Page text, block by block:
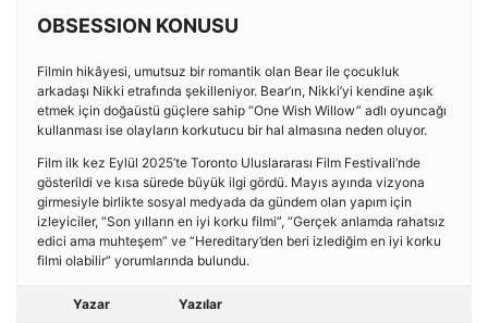
OBSESSION KONUSU
Filmin hikâyesi, umutsuz bir romantik olan Bear ile çocukluk
arkadaşı Nikki etrafında şekilleniyor. Bear’ın, Nikki’yi kendine aşık
etmek için doğaüstü güçlere sahip “One Wish Willow” adlı oyuncağı
kullanması ise olayların korkutucu bir hal almasına neden oluyor.
Film ilk kez Eylül 2025’te Toronto Uluslararası Film Festivali’nde
gösterildi ve kısa sürede büyük ilgi gördü. Mayıs ayında vizyona
girmesiyle birlikte sosyal medyada da gündem olan yapım için
izleyiciler, “Son yılların en iyi korku filmi”, “Gerçek anlamda rahatsız
edici ama muhteşem” ve “Hereditary’den beri izlediğim en iyi korku
filmi olabilir” yorumlarında bulundu.
Yazar Yazılar